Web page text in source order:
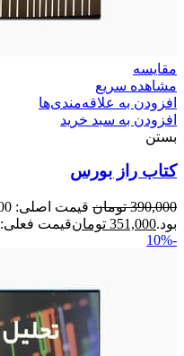
مقایسه
مشاهده سریع
افزودن به علاقه‌مندی‌ها
افزودن به سبد خرید
بستن
کتاب راز بورس
390,000 تومان
بود.351,000 تومانقیمت فعلی: 351,000 تومان.
-10%